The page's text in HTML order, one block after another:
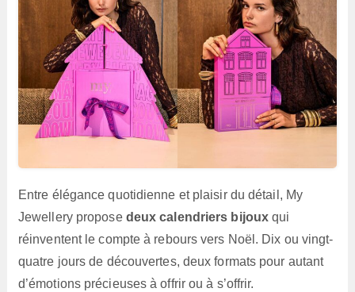
Entre élégance quotidienne et plaisir du détail, My
Jewellery propose deux calendriers bijoux qui
réinventent le compte à rebours vers Noël. Dix ou vingt-
quatre jours de découvertes, deux formats pour autant
d’émotions précieuses à offrir ou à s’offrir.